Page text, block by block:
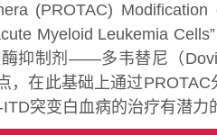
(PROTAC)
Myeloid Leukemia
抑制剂——多韦替尼（
，在此基础上通过
突变白血病的治疗有潜力